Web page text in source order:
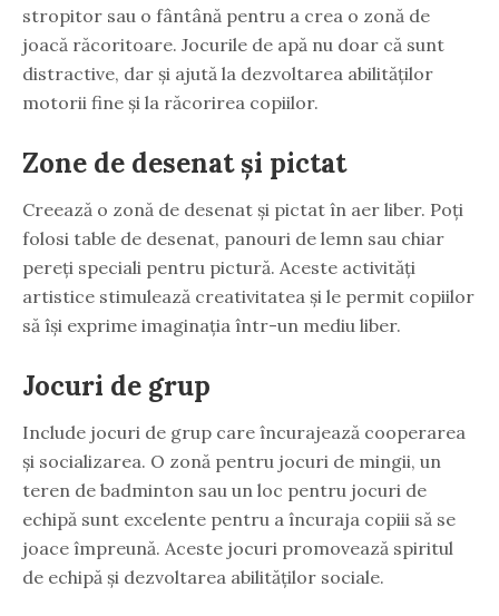
stropitor sau o fântână pentru a crea o zonă de
joacă răcoritoare. Jocurile de apă nu doar că sunt
distractive, dar și ajută la dezvoltarea abilităților
motorii fine și la răcorirea copiilor.
Zone de desenat și pictat
Creează o zonă de desenat și pictat în aer liber. Poți
folosi table de desenat, panouri de lemn sau chiar
pereți speciali pentru pictură. Aceste activități
artistice stimulează creativitatea și le permit copiilor
să își exprime imaginația într-un mediu liber.
Jocuri de grup
Include jocuri de grup care încurajează cooperarea
și socializarea. O zonă pentru jocuri de mingii, un
teren de badminton sau un loc pentru jocuri de
echipă sunt excelente pentru a încuraja copiii să se
joace împreună. Aceste jocuri promovează spiritul
de echipă și dezvoltarea abilităților sociale.